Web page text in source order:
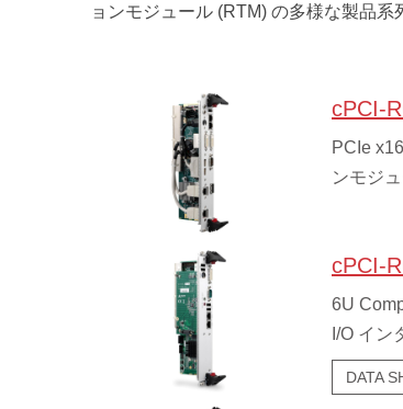
ョンモジュール (RTM) の多様な製品系
cPCI-
PCIe
ンモジ
cPCI-
6U
I/O イン
DATA